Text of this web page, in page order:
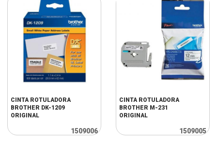
CINTA ROTULADORA
BROTHER DK-1209
ORIGINAL
1509006
CINTA ROTULADORA
BROTHER M-231
ORIGINAL
1509005